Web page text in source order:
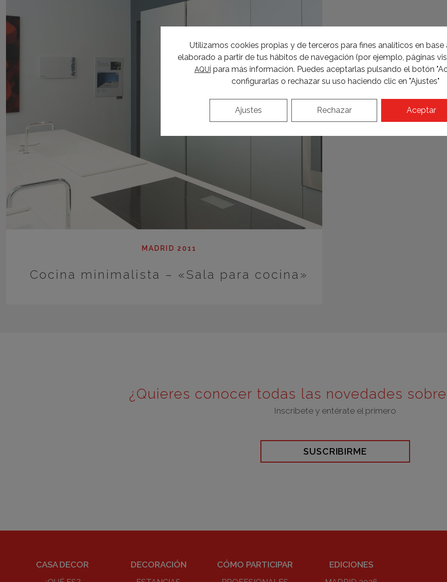
MADRID 2011
Cocina minimalista – «Sala para cocina»
¿Quieres conocer todas las novedades
Inscríbete y entérate el primero
SUSCRIBIRME
Utilizamos cookies propias y de terceros para fines analíticos en base
elaborado a partir de tus hábitos de navegación (por ejemplo, páginas
AQUÍ para más información. Puedes aceptarlas pulsando el botón
configurarlas o rechazar su uso haciendo clic en "Ajustes"
Aceptar
Rechazar
Ajustes
CASA DECOR DECORACIÓN CÓMO PARTICIPAR EDICIONES